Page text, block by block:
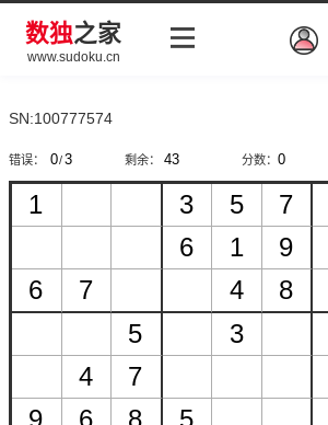
数独之家
www.sudoku.cn
SN:100777574
错误： / 剩余： 分数：